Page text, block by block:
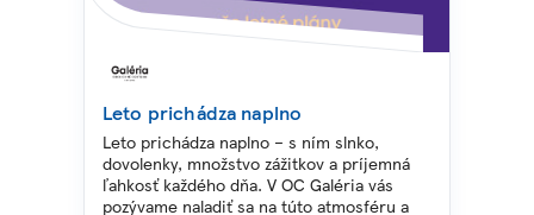
Leto prichádza naplno
Leto prichádza naplno – s ním slnko,
dovolenky, množstvo zážitkov a príjemná
ľahkosť každého dňa. V OC Galéria vás
pozývame naladiť sa na túto atmosféru a